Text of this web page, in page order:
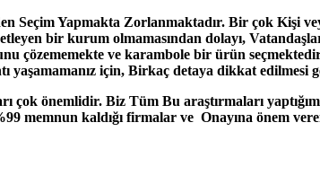
Seçim Yapmakta Zorlanmaktadır. Bir çok Kişi
bir kurum olmamasından dolayı,
çözememekte ve karambole bir ürün
yaşamamanız için, Birkaç detaya dikkat
çok önemlidir. Biz Tüm Bu araştırmaları
memnun kaldığı firmalar ve Onayına önem